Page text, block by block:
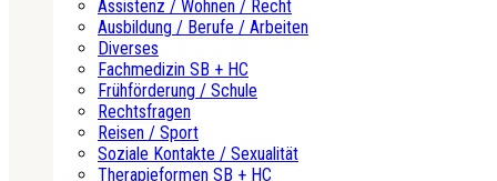
Assistenz / Wohnen / Recht
Ausbildung / Berufe / Arbeiten
Diverses
Fachmedizin SB + HC
Frühförderung / Schule
Rechtsfragen
Reisen / Sport
Soziale Kontakte / Sexualität
Therapieformen SB + HC